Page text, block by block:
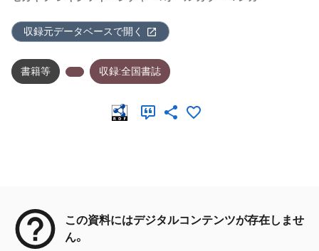
収録元データベースで開く
書籍等 収録:全国書誌
この資料にはデジタルコンテンツが存在しませ
ん。